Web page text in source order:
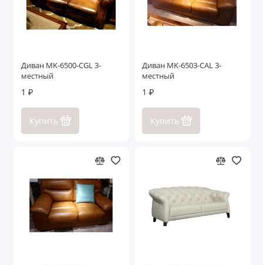
Диван MK-6500-CGL 3-
местный
1 ₽
Купить
Диван MK-6503-CAL 3-
местный
1 ₽
Купить